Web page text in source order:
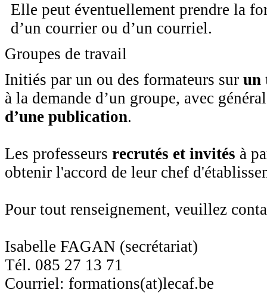
Elle peut éventuellement prendre la
d’un courrier ou d’un courriel.
Groupes de travail
Initiés par un ou des formateurs sur un
à la demande d’un groupe, avec
d’une publication.
Les professeurs recrutés et invités à
obtenir l'accord de leur chef
Pour tout renseignement, veuillez
Isabelle FAGAN (secrétariat)
Tél. 085 27 13 71
Courriel: formations(at)lecaf.be